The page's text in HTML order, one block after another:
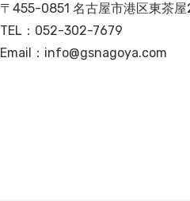
〒455-0851 名古屋市港区東茶
TEL：052-302-7679
Email：info@gsnagoya.com